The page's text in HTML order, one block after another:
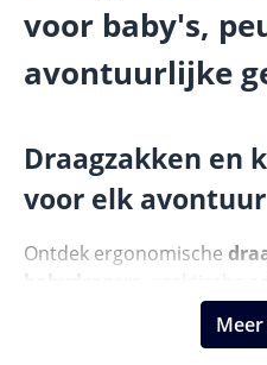
voor baby's,
avontuurlijke
Draagzakken en
voor elk avontuur
Ontdek ergonomische
babydragers
kinderdragers voor
zoals Thule en MiniMeis